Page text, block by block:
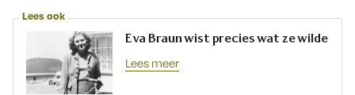
Lees ook
Eva Braun wist precies wat ze wilde
Lees meer